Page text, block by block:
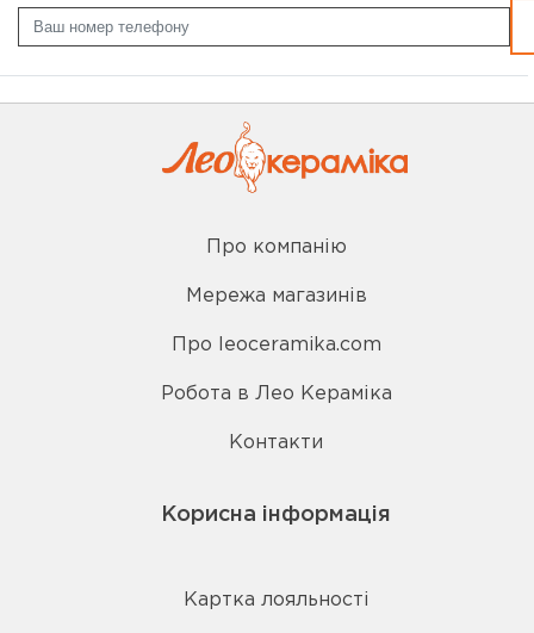
Про компанію
Мережа магазинів
Про leoceramika.com
Робота в Лео Кераміка
Контакти
Корисна інформація
Картка лояльності